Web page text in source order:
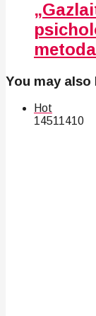
You may also
Hot
14511410